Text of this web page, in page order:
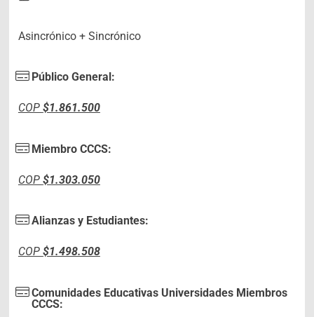
Asincrónico + Sincrónico
Público General:
COP $1.861.500
Miembro CCCS:
COP $1.303.050
Alianzas y Estudiantes:
COP $1.498.508
Comunidades Educativas Universidades Miembros
CCCS: